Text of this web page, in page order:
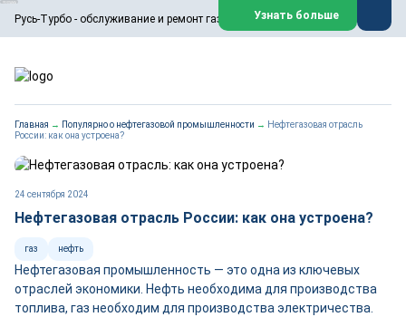
Русь-Турбо - обслуживание и ремонт газовых паровых турбин
ООО «Русь-Турбо» занимается сервисом газовых и паровых
турбин, комплексным ремонтом, восстановлением,
техническим обслуживанием оборудования ТЭС,
работают на нефтегазовых, нефтехимических,
металлургических и других предприятиях.
Реклама. ООО «Русь-Турбо», ИНН 7802588950
erid: F7NfYUJCUneVdwPs4znf
Перейти на сайт
Узнать больше
Главная → Популярно о нефтегазовой промышленности → Нефтегазовая отрасль
России: как она устроена?
24 сентября 2024
Нефтегазовая отрасль России: как она устроена?
газ нефть
Нефтегазовая промышленность — это одна из ключевых
отраслей экономики. Нефть необходима для производства
топлива, газ необходим для производства электричества.